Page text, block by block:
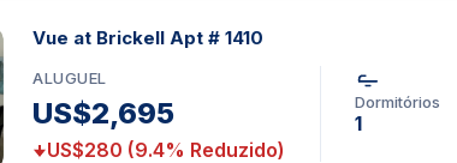
um email
WhatsApp um corretor em
telefone no Brasil SP 11-3957-0613
Vue at Brickell Apt # 1410
ALUGUEL
US$2,695
US$280 (9.4% Reduzido)
Dormitórios
1